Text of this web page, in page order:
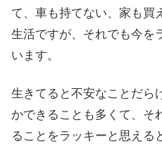
て、車も持てない、家も買
生活ですが、それでも今を
います。
生きてると不安なことだら
かできることも多くて、そ
ることをラッキーと思える